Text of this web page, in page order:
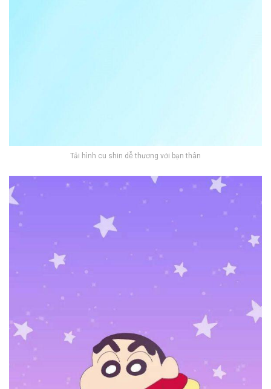
Tải hình cu shin dễ thương với bạn thân